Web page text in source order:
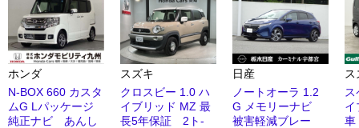
ホンダ
N-BOX 660 カスタ
ムG Lパッケージ
純正ナビ あんし
スズキ
クロスビー 1.0 ハ
イブリッド MZ 最
長5年保証 2ト-
日産
ノートオーラ 1.2
G メモリーナビ
被害軽減ブレー
ス
イ